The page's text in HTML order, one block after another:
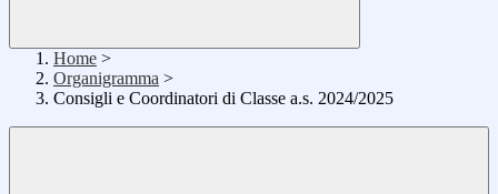
Home >
Organigramma >
Consigli e Coordinatori di Classe a.s. 2024/2025